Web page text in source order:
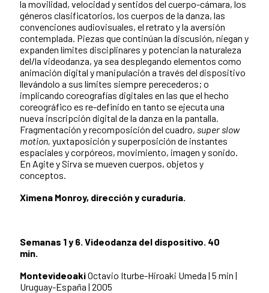
la movilidad, velocidad y sentidos del cuerpo-cámara, los
géneros clasificatorios, los cuerpos de la danza, las
convenciones audiovisuales, el retrato y la aversión
contemplada. Piezas que continúan la discusión, niegan y
expanden límites disciplinares y potencian la naturaleza
del/la videodanza, ya sea desplegando elementos como
animación digital y manipulación a través del dispositivo
llevándolo a sus límites siempre perecederos; o
implicando coreografías digitales en las que el hecho
coreográfico es re-definido en tanto se ejecuta una
nueva inscripción digital de la danza en la pantalla.
Fragmentación y recomposición del cuadro, super slow
motion, yuxtaposición y superposición de instantes
espaciales y corpóreos, movimiento, imagen y sonido.
En Agite y Sirva se mueven cuerpos, objetos y
conceptos.
Ximena Monroy, dirección y curaduría.
Semanas 1 y 6. Videodanza del dispositivo. 40
min.
MontevideoakiOctavio Iturbe-Hiroaki Umeda | 5 min |
Uruguay-España | 2005